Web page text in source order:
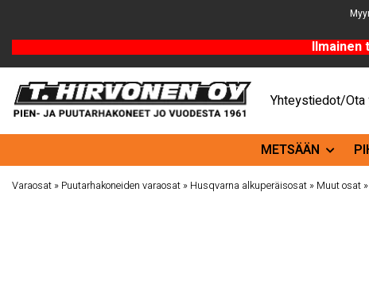
Ilmainen
Yhteystiedot/Ota
METSÄÄN
Varaosat » Puutarhakoneiden varaosat » Husqvarna alkuperäisosat » Muut osat »